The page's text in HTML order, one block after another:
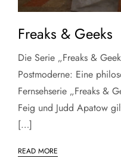
Freaks & Geeks
Die Serie „Freaks &
Postmoderne: Eine
Fernsehserie „Freaks &
Feig und Judd Apatow
[…]
READ MORE